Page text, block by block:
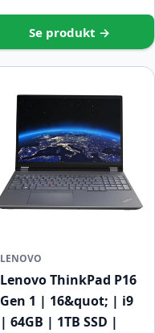
Se produkt →
LENOVO
Lenovo ThinkPad P16
Gen 1 | 16&quot; | i9
| 64GB | 1TB SSD |